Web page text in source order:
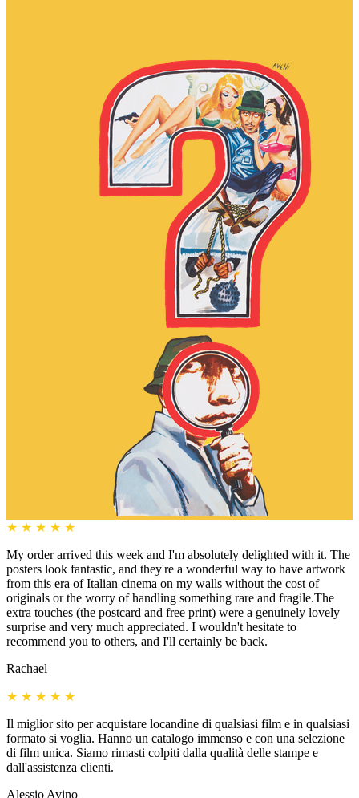
★ ★ ★ ★ ★
My order arrived this week and I'm absolutely delighted with it. The
posters look fantastic, and they're a wonderful way to have artwork
from this era of Italian cinema on my walls without the cost of
originals or the worry of handling something rare and fragile.The
extra touches (the postcard and free print) were a genuinely lovely
surprise and very much appreciated. I wouldn't hesitate to
recommend you to others, and I'll certainly be back.
Rachael
★ ★ ★ ★ ★
Il miglior sito per acquistare locandine di qualsiasi film e in qualsiasi
formato si voglia. Hanno un catalogo immenso e con una selezione
di film unica. Siamo rimasti colpiti dalla qualità delle stampe e
dall'assistenza clienti.
Alessio Avino